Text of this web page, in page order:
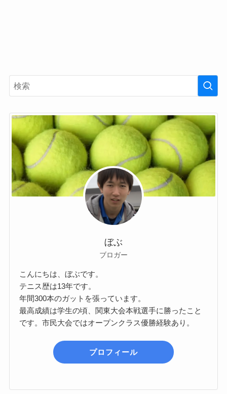
ぼぶ
ブロガー
こんにちは、ぼぶです。
テニス歴は13年です。
年間300本のガットを張っています。
最高成績は学生の頃、関東大会本戦選手に勝ったこと
です。市民大会ではオープンクラス優勝経験あり。
プロフィール